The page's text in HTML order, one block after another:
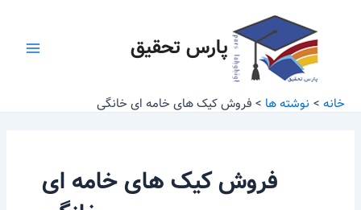
پارس تحقیق
خانه نوشته ها فروش کیک های خامه ای خانگی
فروش کیک های خامه ای